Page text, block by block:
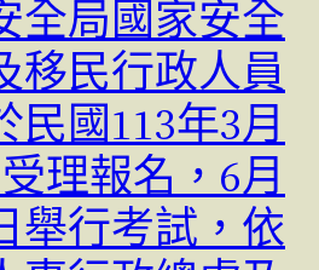
全局國家安全
移民行政人員
民國113年3月
理報名，6月
舉行考試，依